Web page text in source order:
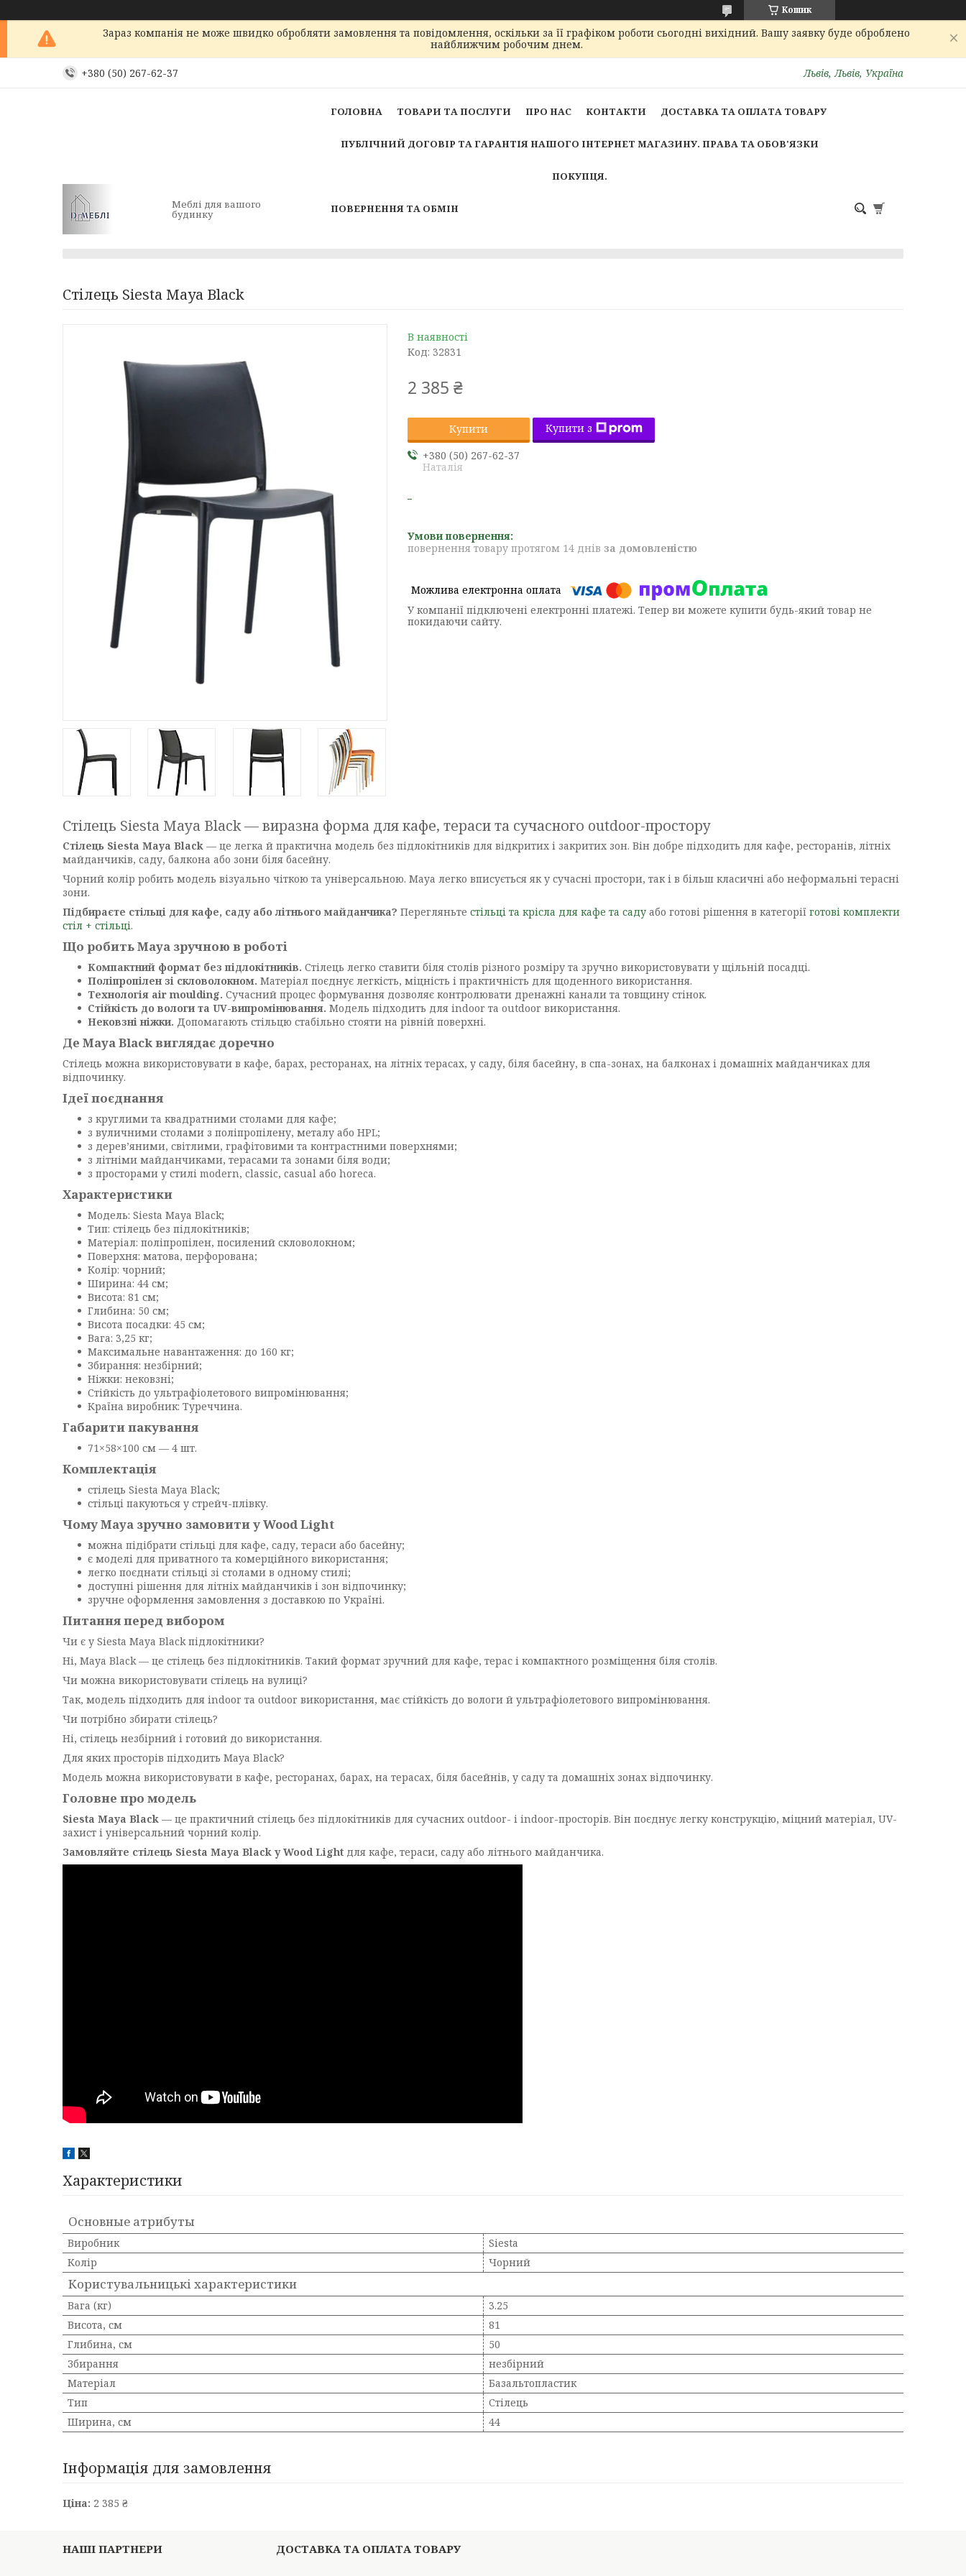
Кошик
Зараз компанія не може швидко обробляти замовлення та повідомлення, оскільки за її графіком роботи сьогодні вихідний. Вашу заявку буде оброблено
найближчим робочим днем.
+380 (50) 267-62-37 Львів, Львів, Україна
Меблі для вашого
будинку
ГОЛОВНА ТОВАРИ ТА ПОСЛУГИ ПРО НАС КОНТАКТИ ДОСТАВКА ТА ОПЛАТА ТОВАРУ
ПУБЛІЧНИЙ ДОГОВІР ТА ГАРАНТІЯ НАШОГО ІНТЕРНЕТ МАГАЗИНУ. ПРАВА ТА ОБОВ'ЯЗКИ
ПОКУПЦЯ.
ПОВЕРНЕННЯ ТА ОБМІН
Стілець Siesta Maya Black
В наявності
Код: 32831
2 385 ₴
Купити
Купити з
+380 (50) 267-62-37
Наталія
повернення товару протягом 14 днів за домовленістю
У компанії підключені електронні платежі. Тепер ви можете купити будь-який товар не
покидаючи сайту.
Стілець Siesta Maya Black — виразна форма для кафе, тераси та сучасного outdoor-простору
Стілець Siesta Maya Black — це легка й практична модель без підлокітників для відкритих і закритих зон. Він добре підходить для кафе, ресторанів, літніх
майданчиків, саду, балкона або зони біля басейну.
Чорний колір робить модель візуально чіткою та універсальною. Maya легко вписується як у сучасні простори, так і в більш класичні або неформальні терасні
зони.
Підбираєте стільці для кафе, саду або літнього майданчика? Перегляньте стільці та крісла для кафе та саду або готові рішення в категорії готові комплекти
стіл + стільці.
Що робить Maya зручною в роботі
Компактний формат без підлокітників. Стілець легко ставити біля столів різного розміру та зручно використовувати у щільній посадці.
Поліпропілен зі скловолокном. Матеріал поєднує легкість, міцність і практичність для щоденного використання.
Технологія air moulding. Сучасний процес формування дозволяє контролювати дренажні канали та товщину стінок.
Стійкість до вологи та UV-випромінювання. Модель підходить для indoor та outdoor використання.
Нековзні ніжки. Допомагають стільцю стабільно стояти на рівній поверхні.
Де Maya Black виглядає доречно
Стілець можна використовувати в кафе, барах, ресторанах, на літніх терасах, у саду, біля басейну, в спа-зонах, на балконах і домашніх майданчиках для
відпочинку.
Ідеї поєднання
з круглими та квадратними столами для кафе;
з вуличними столами з поліпропілену, металу або HPL;
з дерев’яними, світлими, графітовими та контрастними поверхнями;
з літніми майданчиками, терасами та зонами біля води;
з просторами у стилі modern, classic, casual або horeca.
Характеристики
Модель: Siesta Maya Black;
Тип: стілець без підлокітників;
Матеріал: поліпропілен, посилений скловолокном;
Поверхня: матова, перфорована;
Колір: чорний;
Ширина: 44 см;
Висота: 81 см;
Глибина: 50 см;
Висота посадки: 45 см;
Вага: 3,25 кг;
Максимальне навантаження: до 160 кг;
Збирання: незбірний;
Ніжки: нековзні;
Стійкість до ультрафіолетового випромінювання;
Країна виробник: Туреччина.
Габарити пакування
71×58×100 см — 4 шт.
Комплектація
стілець Siesta Maya Black;
стільці пакуються у стрейч-плівку.
Чому Maya зручно замовити у Wood Light
можна підібрати стільці для кафе, саду, тераси або басейну;
є моделі для приватного та комерційного використання;
легко поєднати стільці зі столами в одному стилі;
доступні рішення для літніх майданчиків і зон відпочинку;
зручне оформлення замовлення з доставкою по Україні.
Питання перед вибором
Чи є у Siesta Maya Black підлокітники?
Ні, Maya Black — це стілець без підлокітників. Такий формат зручний для кафе, терас і компактного розміщення біля столів.
Чи можна використовувати стілець на вулиці?
Так, модель підходить для indoor та outdoor використання, має стійкість до вологи й ультрафіолетового випромінювання.
Чи потрібно збирати стілець?
Ні, стілець незбірний і готовий до використання.
Для яких просторів підходить Maya Black?
Модель можна використовувати в кафе, ресторанах, барах, на терасах, біля басейнів, у саду та домашніх зонах відпочинку.
Головне про модель
Siesta Maya Black — це практичний стілець без підлокітників для сучасних outdoor- і indoor-просторів. Він поєднує легку конструкцію, міцний матеріал, UV-
захист і універсальний чорний колір.
Замовляйте стілець Siesta Maya Black у Wood Light для кафе, тераси, саду або літнього майданчика.
Характеристики
Основные атрибуты
Виробник
Siesta
Колір
Чорний
Користувальницькі характеристики
Вага (кг)
3.25
Висота, см
81
Глибина, см
50
Збирання
незбірний
Матеріал
Базальтопластик
Тип
Стілець
Ширина, см
44
Інформація для замовлення
Ціна: 2 385 ₴
НАШІ ПАРТНЕРИ ДОСТАВКА ТА ОПЛАТА ТОВАРУ